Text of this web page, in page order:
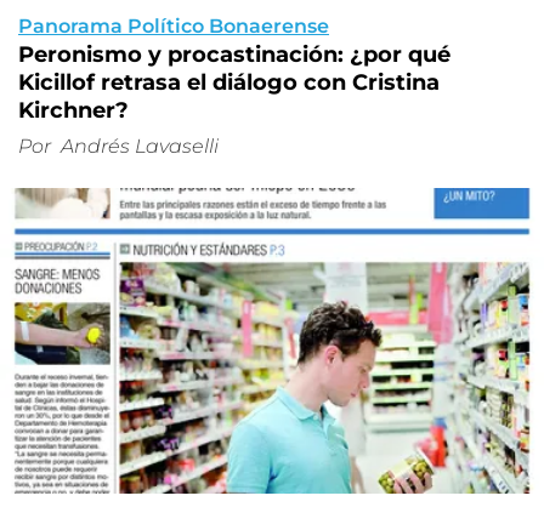
Panorama Político Bonaerense
Peronismo y procastinación: ¿por qué
Kicillof retrasa el diálogo con Cristina
Kirchner?
Por Andrés Lavaselli